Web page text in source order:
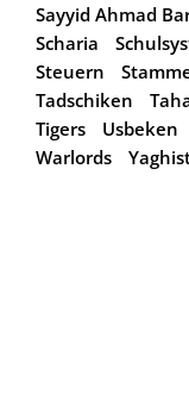
Sayyid Ahmad
Scharia
Steuern
Tadschiken
Tigers
Usbeken
Warlords